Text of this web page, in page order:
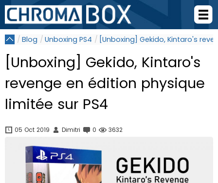
Blog Unboxing PS4 [Unboxing] Gekido, Kintaro's
[Unboxing] Gekido, Kintaro's
revenge en édition physique
limitée sur PS4
05 Oct 2019 Dimitri 0 3632